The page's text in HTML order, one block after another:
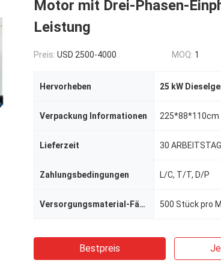
Motor mit Drei-Phasen-
Leistung
Preis: USD 2500-4000 MOQ: 1
Hervorheben 25 kW
Verpackung Informationen 225*88*110cm
Lieferzeit 30
Zahlungsbedingungen L/C, T/T, D/P
Versorgungsmaterial-Fähigkeit 500 Stück pro
Bestpreis